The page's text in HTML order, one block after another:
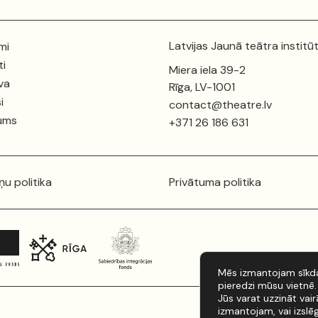
Latvijas Jaunā teātra
Miera iela 39-2
Rīga, LV-1001
contact@theatre.lv
+371 26 186 631
politika Privātuma politika
Mēs izmantojam
pieredzi mūsu vietnē.
Jūs varat uzzināt
izmantojam, vai